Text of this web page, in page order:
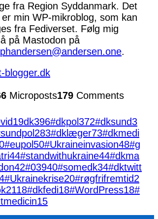
fra Region Syddanmark. Det
er min WP-mikroblog, som kan
fra Fediverset. Følg mig
på Mastodon på
.
blogger.dk
Microposts179 Comments
396#dkpol372#dksund3
283#dklæger73#dkmedi
#eupol 50#Ukraineinvasion48#g
44#standwithukraine44#dkma
42#03940#somedk34#dktwitt
#Ukrainekrise20#røgfrifremtid2
18#dkfedi18#WordPress18#
15